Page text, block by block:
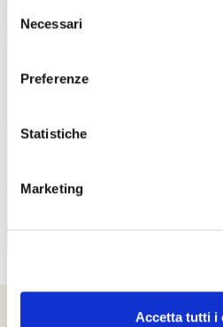
delNecessari
Preferenze
Statistiche
Marketing
Accetta tutti i